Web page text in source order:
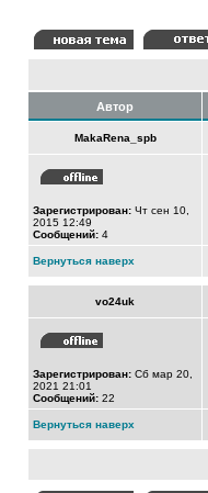
Автор
MakaRena_spb
Зарегистрирован: Чт сен 10,
2015 12:49
Сообщений: 4
Вернуться наверх
vo24uk
Зарегистрирован: Сб мар 20,
2021 21:01
Сообщений: 22
Вернуться наверх